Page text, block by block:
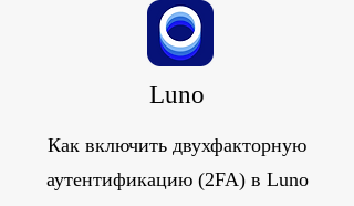
Luno
Как включить двухфакторную
аутентификацию (2FA) в Luno